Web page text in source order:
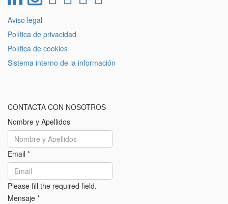
Aviso legal
Política de privacidad
Política de cookies
Sistema interno de la información
CONTACTA CON NOSOTROS
Nombre y Apellidos
Email *
Please fill the required field.
Mensaje *